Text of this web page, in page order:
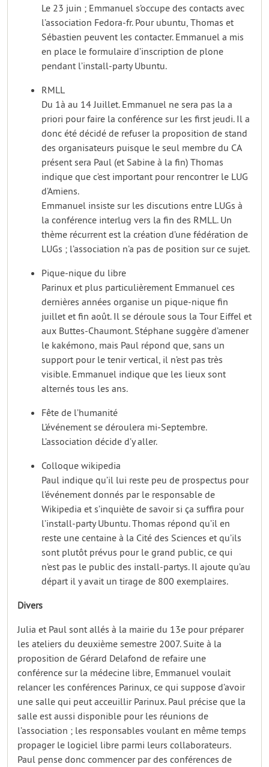
Le 23 juin ; Emmanuel s’occupe des contacts avec
l’association Fedora-fr. Pour ubuntu, Thomas et
Sébastien peuvent les contacter. Emmanuel a mis
en place le formulaire d’inscription de plone
pendant l’install-party Ubuntu.
RMLL
Du 1à au 14 Juillet. Emmanuel ne sera pas la a
priori pour faire la conférence sur les first jeudi. Il a
donc été décidé de refuser la proposition de stand
des organisateurs puisque le seul membre du CA
présent sera Paul (et Sabine à la fin) Thomas
indique que c’est important pour rencontrer le LUG
d’Amiens.
Emmanuel insiste sur les discutions entre LUGs à
la conférence interlug vers la fin des RMLL. Un
thème récurrent est la création d’une fédération de
LUGs ; l’association n’a pas de position sur ce sujet.
Pique-nique du libre
Parinux et plus particulièrement Emmanuel ces
dernières années organise un pique-nique fin
juillet et fin août. Il se déroule sous la Tour Eiffel et
aux Buttes-Chaumont. Stéphane suggère d’amener
le kakémono, mais Paul répond que, sans un
support pour le tenir vertical, il n’est pas très
visible. Emmanuel indique que les lieux sont
alternés tous les ans.
Fête de l’humanité
L’événement se déroulera mi-Septembre.
L’association décide d’y aller.
Colloque wikipedia
Paul indique qu’il lui reste peu de prospectus pour
l’événement donnés par le responsable de
Wikipedia et s’inquiète de savoir si ça suffira pour
l’install-party Ubuntu. Thomas répond qu’il en
reste une centaine à la Cité des Sciences et qu’ils
sont plutôt prévus pour le grand public, ce qui
n’est pas le public des install-partys. Il ajoute qu’au
départ il y avait un tirage de 800 exemplaires.
Divers
Julia et Paul sont allés à la mairie du 13e pour préparer
les ateliers du deuxième semestre 2007. Suite à la
proposition de Gérard Delafond de refaire une
conférence sur la médecine libre, Emmanuel voulait
relancer les conférences Parinux, ce qui suppose d’avoir
une salle qui peut acceuillir Parinux. Paul précise que la
salle est aussi disponible pour les réunions de
l’association ; les responsables voulant en même temps
propager le logiciel libre parmi leurs collaborateurs.
Paul pense donc commencer par des conférences de